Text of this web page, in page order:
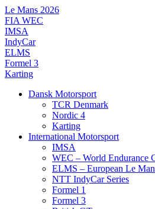
Videre
til
indhold
Le Mans 2026
FIA WEC
IMSA
IndyCar
ELMS
Formel 3
Karting
Dansk Motorsport
TCR Denmark
Nordic 4
Karting
International Motorsport
IMSA
WEC – World Endurance
ELMS – European Le
NTT IndyCar Series
Formel 1
Formel 3